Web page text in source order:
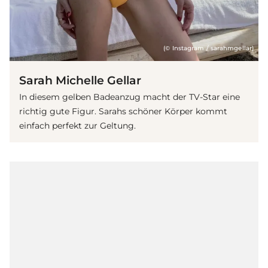
(© Instagram / sarahmgellar)
Sarah Michelle Gellar
In diesem gelben Badeanzug macht der TV-Star eine
richtig gute Figur. Sarahs schöner Körper kommt
einfach perfekt zur Geltung.